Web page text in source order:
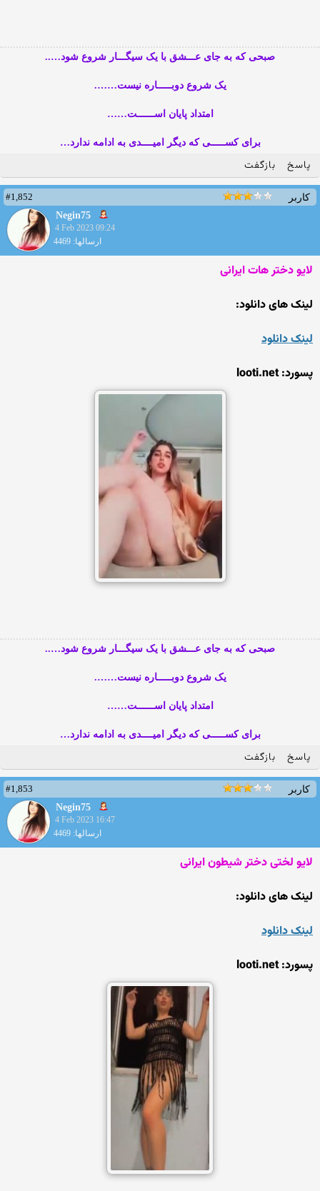
صبحی که به جای عـــشق با یک سیگـــار شروع شود…..
یک شروع دوبـــــاره نیست…….
امتداد پایان اســــــت……
برای کســـــی که دیگر امیــــدی به ادامه ندارد…
پاسخ بازگفت
کاربر
#1,852
Negin75
4 Feb 2023 09:24
ارسالها: 4469
لایو دختر هات ایرانی
لینک های دانلود:
لینک دانلود
پسورد: looti.net
صبحی که به جای عـــشق با یک سیگـــار شروع شود…..
یک شروع دوبـــــاره نیست…….
امتداد پایان اســــــت……
برای کســـــی که دیگر امیــــدی به ادامه ندارد…
پاسخ بازگفت
کاربر
#1,853
Negin75
4 Feb 2023 16:47
ارسالها: 4469
لایو لختی دختر شیطون ایرانی
لینک های دانلود:
لینک دانلود
پسورد: looti.net